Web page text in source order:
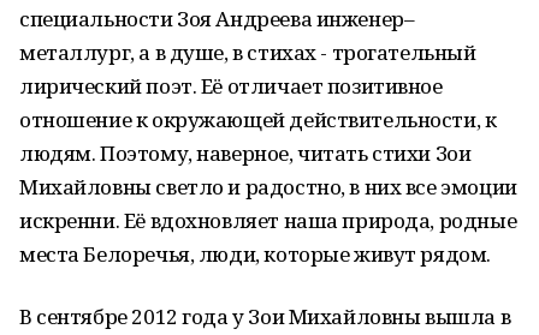
специальности Зоя Андреева инженер–
металлург, а в душе, в стихах - трогательный
лирический поэт. Её отличает позитивное
отношение к окружающей действительности, к
людям. Поэтому, наверное, читать стихи Зои
Михайловны светло и радостно, в них все эмоции
искренни. Её вдохновляет наша природа, родные
места Белоречья, люди, которые живут рядом.
В сентябре 2012 года у Зои Михайловны вышла в